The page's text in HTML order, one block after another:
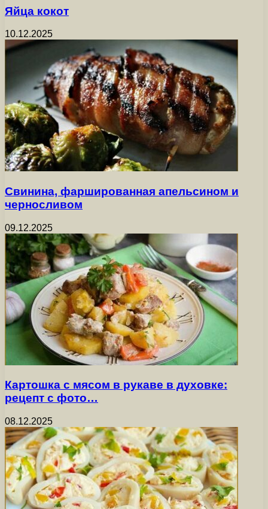
Яйца кокот
10.12.2025
Свинина, фаршированная апельсином и
черносливом
09.12.2025
Картошка с мясом в рукаве в духовке:
рецепт с фото…
08.12.2025